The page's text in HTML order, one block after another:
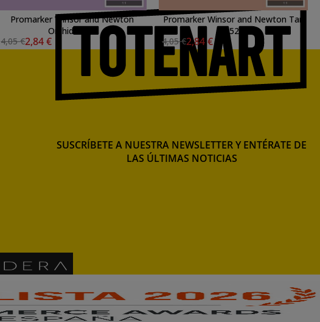
Promarker Winsor and Newton
Orchid V528
4,05 €2,84 €
Promarker Winsor and Newton Tan
O528
4,05 €2,84 €
SUSCRÍBETE A NUESTRA NEWSLETTER Y ENTÉRATE DE
LAS ÚLTIMAS NOTICIAS